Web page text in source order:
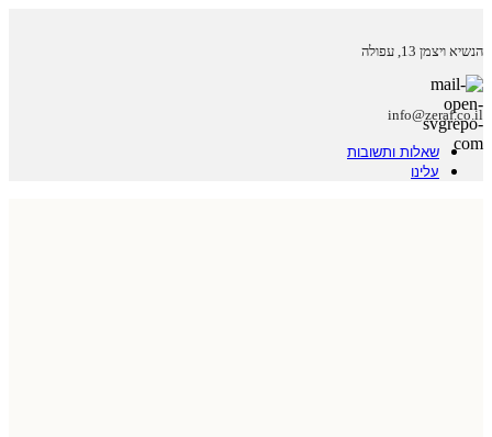
הנשיא ויצמן 13, עפולה
info@zeraf.co.il
שאלות ותשובות
עלינו